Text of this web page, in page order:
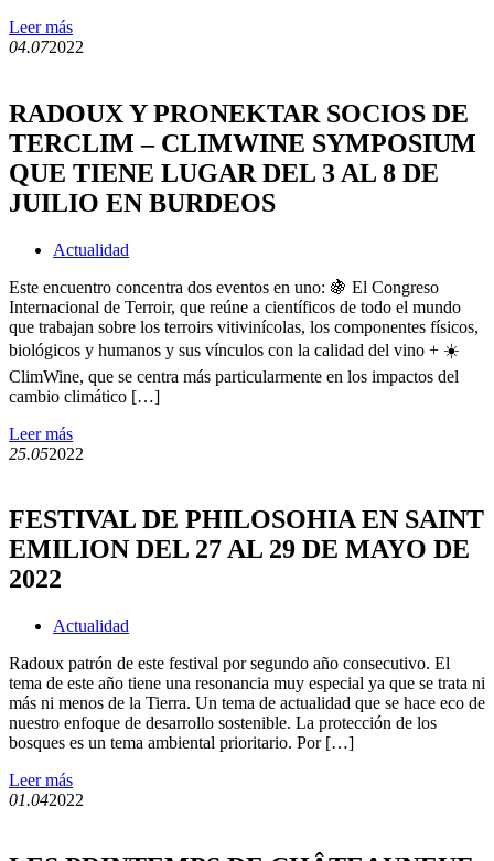
Leer más
04.072022
RADOUX Y PRONEKTAR SOCIOS DE
TERCLIM – CLIMWINE SYMPOSIUM
QUE TIENE LUGAR DEL 3 AL 8 DE
JUILIO EN BURDEOS
Actualidad
Este encuentro concentra dos eventos en uno: 🍇 El Congreso
Internacional de Terroir, que reúne a científicos de todo el mundo
que trabajan sobre los terroirs vitivinícolas, los componentes físicos,
biológicos y humanos y sus vínculos con la calidad del vino + ☀️️
ClimWine, que se centra más particularmente en los impactos del
cambio climático […]
Leer más
25.052022
FESTIVAL DE PHILOSOHIA EN SAINT
EMILION DEL 27 AL 29 DE MAYO DE
2022
Actualidad
Radoux patrón de este festival por segundo año consecutivo. El
tema de este año tiene una resonancia muy especial ya que se trata ni
más ni menos de la Tierra. Un tema de actualidad que se hace eco de
nuestro enfoque de desarrollo sostenible. La protección de los
bosques es un tema ambiental prioritario. Por […]
Leer más
01.042022